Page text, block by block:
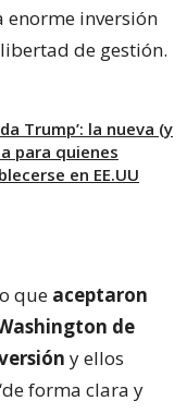
enorme inversión
de gestión.
Trump’: la nueva (y
para quienes
en EE.UU
que aceptaron
de
y ellos
forma clara y